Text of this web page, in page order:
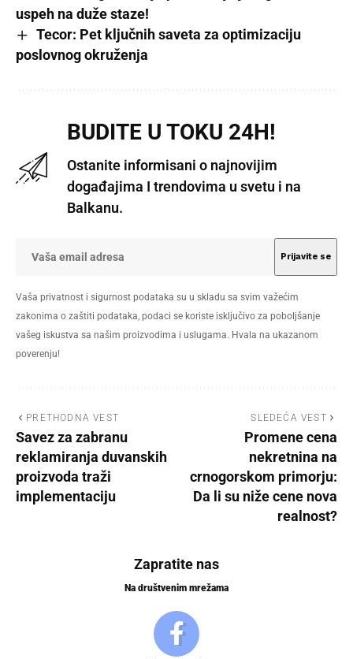
uspeh na duže staze!
Tecor: Pet ključnih saveta za optimizaciju
poslovnog okruženja
BUDITE U TOKU 24H!
Ostanite informisani o najnovijim
događajima I trendovima u svetu i na
Balkanu.
Vaša privatnost i sigurnost podataka su u skladu sa svim važećim
zakonima o zaštiti podataka, podaci se koriste isključivo za poboljšanje
vašeg iskustva sa našim proizvodima i uslugama. Hvala na ukazanom
poverenju!
PRETHODNA VEST
Savez za zabranu
reklamiranja duvanskih
proizvoda traži
implementaciju
SLEDEĆA VEST
Promene cena
nekretnina na
crnogorskom primorju:
Da li su niže cene nova
realnost?
Zapratite nas
Na društvenim mrežama